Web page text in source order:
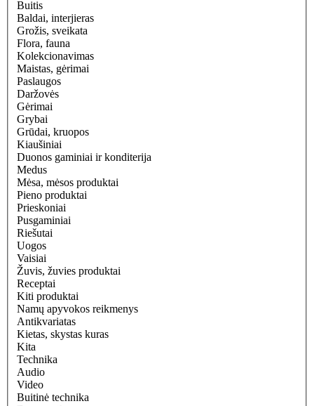
Buitis
Baldai, interjieras
Grožis, sveikata
Flora, fauna
Kolekcionavimas
Maistas, gėrimai
Paslaugos
Daržovės
Gėrimai
Grybai
Grūdai, kruopos
Kiaušiniai
Duonos gaminiai ir konditerija
Medus
Mėsa, mėsos produktai
Pieno produktai
Prieskoniai
Pusgaminiai
Riešutai
Uogos
Vaisiai
Žuvis, žuvies produktai
Receptai
Kiti produktai
Namų apyvokos reikmenys
Antikvariatas
Kietas, skystas kuras
Kita
Technika
Audio
Video
Buitinė technika